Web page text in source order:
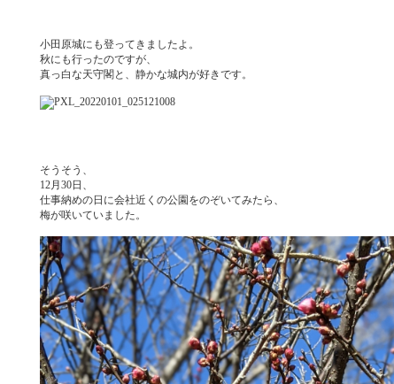
小田原城にも登ってきましたよ。
秋にも行ったのですが、
真っ白な天守閣と、静かな城内が好きです。
そうそう、
12月30日、
仕事納めの日に会社近くの公園をのぞいてみたら、
梅が咲いていました。